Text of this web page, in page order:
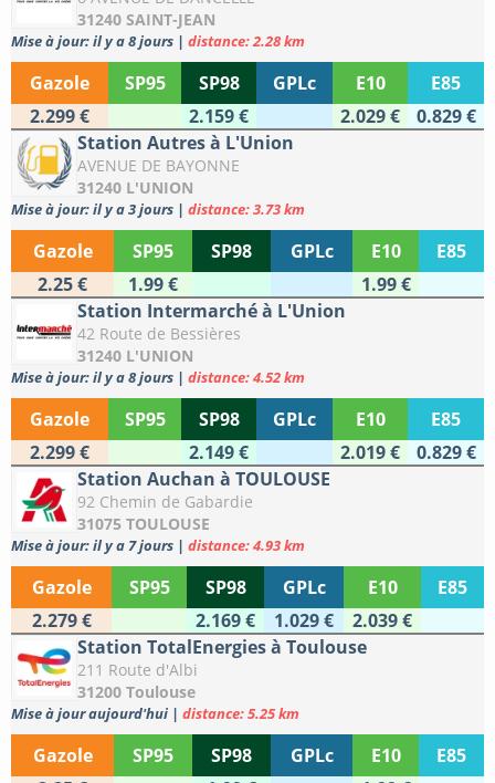
31240 SAINT-JEAN
Mise à jour: il y a 8 jours | distance: 2.28 km
Gazole SP95 SP98 GPLc E10
E85
2.299 €
2.159 € 2.029 €
0.829 €
Station Autres à L'Union
AVENUE DE BAYONNE
31240 L'UNION
Mise à jour: il y a 3 jours | distance: 3.73 km
Gazole SP95 SP98 GPLc E10
E85
2.25 €
1.99 €
1.99 €
Station Intermarché à L'Union
42 Route de Bessières
31240 L'UNION
Mise à jour: il y a 8 jours | distance: 4.52 km
Gazole SP95 SP98 GPLc E10
E85
2.299 €
2.149 € 2.019 €
0.829 €
Station Auchan à TOULOUSE
92 Chemin de Gabardie
31075 TOULOUSE
Mise à jour: il y a 7 jours | distance: 4.93 km
Gazole SP95 SP98 GPLc E10
E85
2.279 €
2.169 € 1.029 €
2.039 €
Station TotalEnergies à Toulouse
211 Route d'Albi
31200 Toulouse
Mise à jour aujourd'hui | distance: 5.25 km
Gazole SP95 SP98 GPLc E10
E85